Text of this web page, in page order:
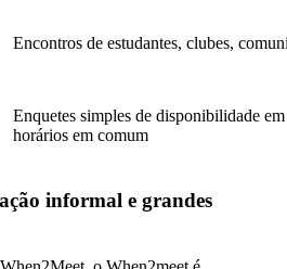
Encontros de estudantes, clubes,
Enquetes simples de disponibilidade
horários em comum
informal e grandes